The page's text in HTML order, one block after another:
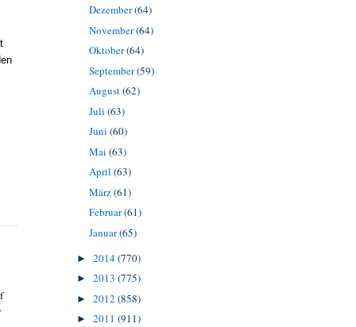
Dezember(64)
November(64)
Oktober(64)
September(59)
August(62)
Juli (63)
Juni (60)
Mai (63)
April (63)
März(61)
Februar(61)
Januar(65)
► 2014(770)
► 2013 (775)
► 2012 (858)
► 2011 (911)